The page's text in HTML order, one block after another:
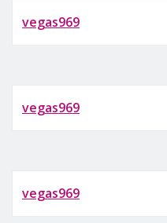
vegas969
vegas969
vegas969